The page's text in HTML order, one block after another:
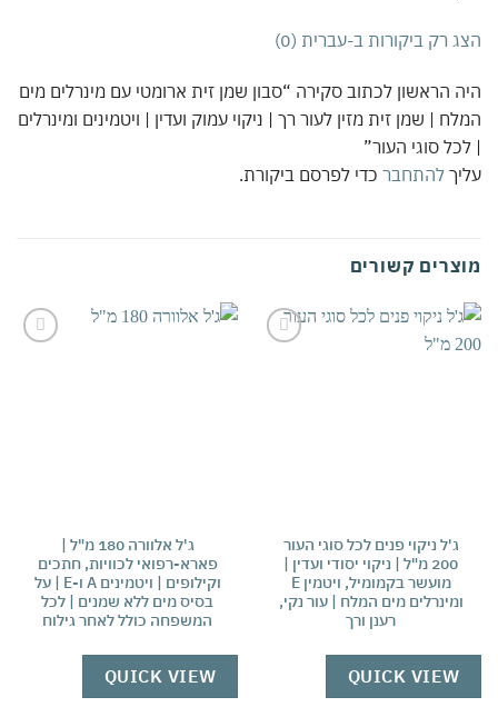
רק ביקורות ב-עברית (0)
הראשון לכתוב סקירה “סבון שמן זית ארומטי עם מינרלים מים
| שמן זית מזין לעור רך | ניקוי עמוק ועדין | ויטמינים ומינרלים
סוגי העור”
להתחברכדי לפרסם ביקורת.
קשורים
ג'ל ניקוי פנים לכל סוגי העור
200 מ"ל | ניקוי יסודי ועדין |
מועשר בקמומיל, ויטמין E
ומינרלים מים המלח | עור נקי,
רענן ורך
QUICK VIEW
ג'ל אלוורה 180 מ"ל |
פארא-רפואי לכוויות, חתכים
וקילופים | ויטמינים A ו-E | על
בסיס מים ללא שמנים | לכל
המשפחה כולל לאחר גילוח
QUICK VIEW